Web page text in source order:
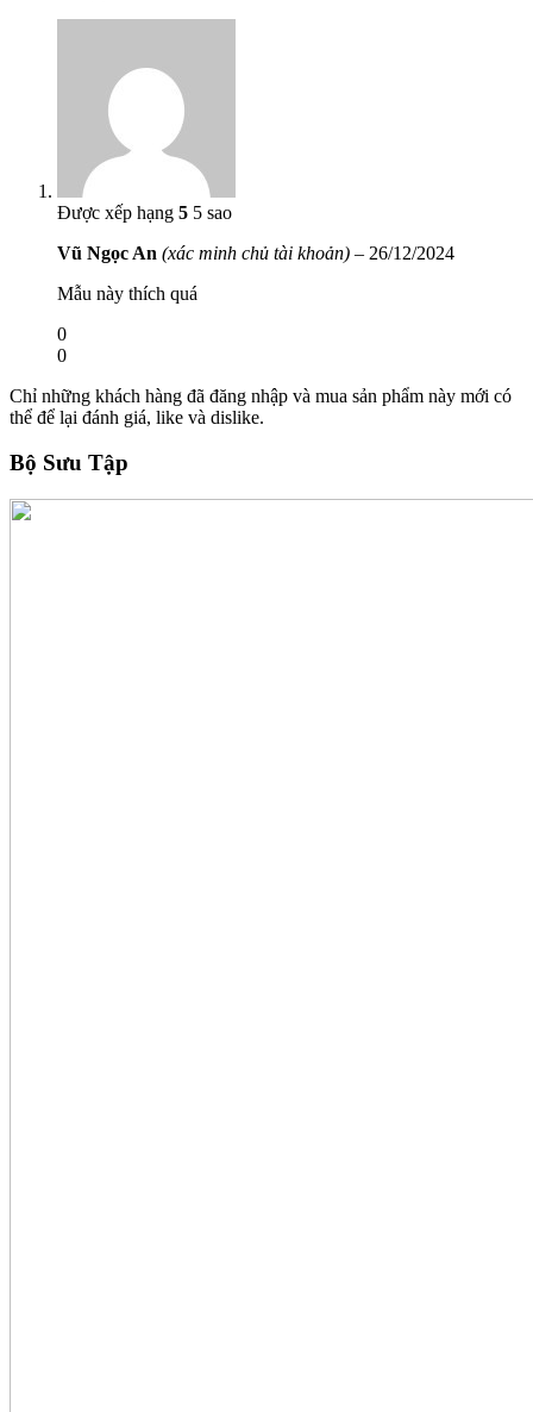
Được xếp hạng 5 5 sao
Vũ Ngọc An (xác minh chủ tài khoản) – 26/12/2024
Mẫu này thích quá
0
0
Chỉ những khách hàng đã đăng nhập và mua sản phẩm này mới có
thể để lại đánh giá, like và dislike.
Bộ Sưu Tập